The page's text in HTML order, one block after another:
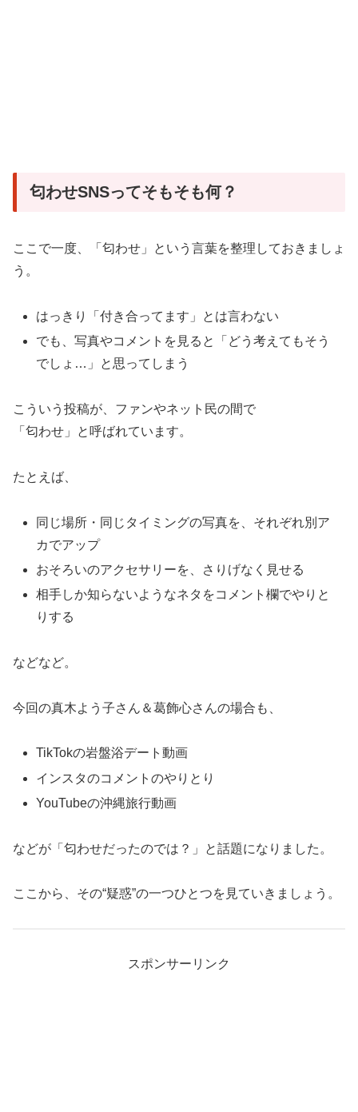
匂わせSNSってそもそも何？
ここで一度、「匂わせ」という言葉を整理しておきましょ
う。
はっきり「付き合ってます」とは言わない
でも、写真やコメントを見ると「どう考えてもそう
でしょ…」と思ってしまう
こういう投稿が、ファンやネット民の間で
「匂わせ」と呼ばれています。
たとえば、
同じ場所・同じタイミングの写真を、それぞれ別ア
カでアップ
おそろいのアクセサリーを、さりげなく見せる
相手しか知らないようなネタをコメント欄でやりと
りする
などなど。
今回の真木よう子さん＆葛飾心さんの場合も、
TikTokの岩盤浴デート動画
インスタのコメントのやりとり
YouTubeの沖縄旅行動画
などが「匂わせだったのでは？」と話題になりました。
ここから、その“疑惑”の一つひとつを見ていきましょう。
スポンサーリンク